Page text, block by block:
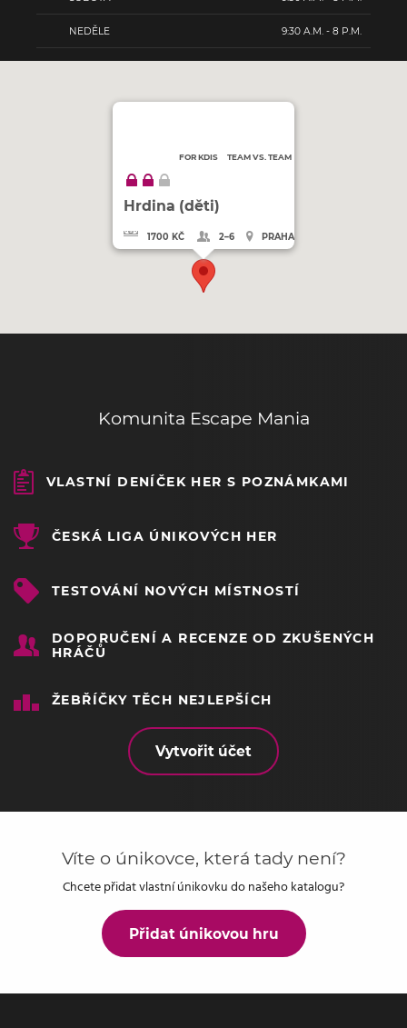
NEDĚLE 9:30 A.M. - 8 P.M.
FOR KDIS TEAM VS. TEAM
Hrdina (děti)
1700 KČ 2–6 PRAHA
Komunita Escape Mania
VLASTNÍ DENÍČEK HER S POZNÁMKAMI
ČESKÁ LIGA ÚNIKOVÝCH HER
TESTOVÁNÍ NOVÝCH MÍSTNOSTÍ
DOPORUČENÍ A RECENZE OD ZKUŠENÝCH
HRÁČŮ
ŽEBŘÍČKY TĚCH NEJLEPŠÍCH
Vytvořit účet
Víte o únikovce, která tady není?
Chcete přidat vlastní únikovku do našeho katalogu?
Přidat únikovou hru